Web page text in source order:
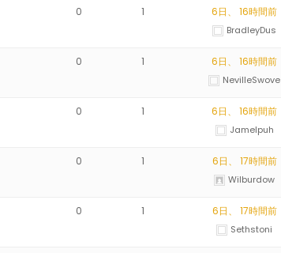
0 1 6日、 16時間前
BradleyDus
0 1 6日、 16時間前
NevilleSwove
0 1 6日、 16時間前
Jamelpuh
0 1 6日、 17時間前
Wilburdow
0 1 6日、 17時間前
Sethstoni